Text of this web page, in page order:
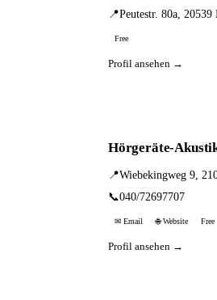
📍Peutestr. 80a, 20539
Free
Profil ansehen →
Hörgeräte-
📍Wiebekingweg 9,
📞040/72697707
✉ Email 🌐 Website Free
Profil ansehen →